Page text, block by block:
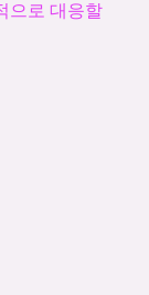
으로 대응할